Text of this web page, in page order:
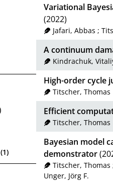
(1)
Variational
(2022)
Jafari, Abbas ;
A continuum
Kindrachuk,
High-order cycle
Titscher, Thomas
Efficient
Titscher, Thomas
Bayesian model
demonstrator
Titscher, Thomas
Unger, Jörg F.